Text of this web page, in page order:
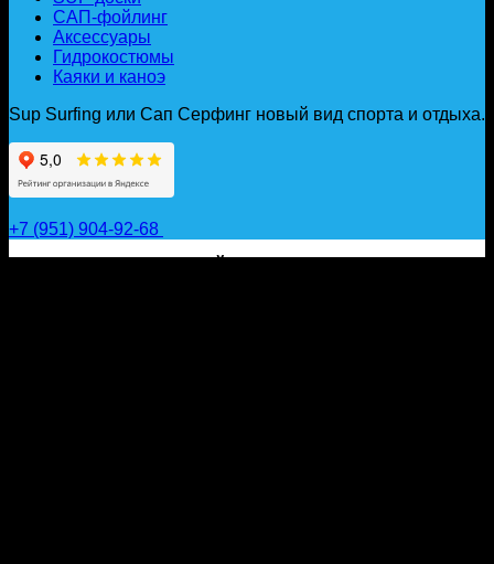
САП-фойлинг
Аксессуары
Гидрокостюмы
Каяки и каноэ
Sup Surfing или Сап Серфинг новый вид спорта и отдыха.
+7 (951) 904-92-68